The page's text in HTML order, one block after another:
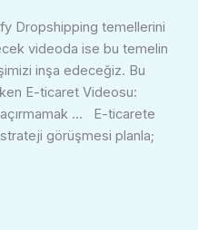
Dropshipping temellerini
videoda ise bu temelin
inşa edeceğiz. Bu
E-ticaret Videosu:
… E-ticarete
görüşmesi planla;